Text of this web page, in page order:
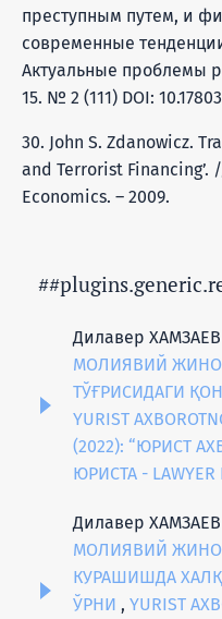
преступным путем, и
современные
Актуальные проблемы
15. № 2 (111) DOI:
30. John S. Zdanowicz.
and Terrorist Financing’.
Economics. – 2009.
Дилавер ХАМЗАЕВ
МОЛИЯВИЙ
ТЎҒРИСИДАГИ
YURIST
(2022): “ЮРИСТ
ЮРИСТА - LAWYER
Дилавер ХАМЗАЕВ
МОЛИЯВИЙ
КУРАШИШДА
ЎРНИ , YURIST